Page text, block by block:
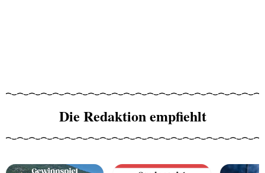
Die Redaktion empfiehlt